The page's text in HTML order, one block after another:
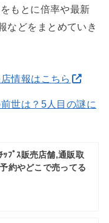
もとに倍率や最新
などをまとめていき
情報はこちら
世は？5人目の謎に
ｯﾌﾟｽ販売店舗,通販取
約やどこで売ってる